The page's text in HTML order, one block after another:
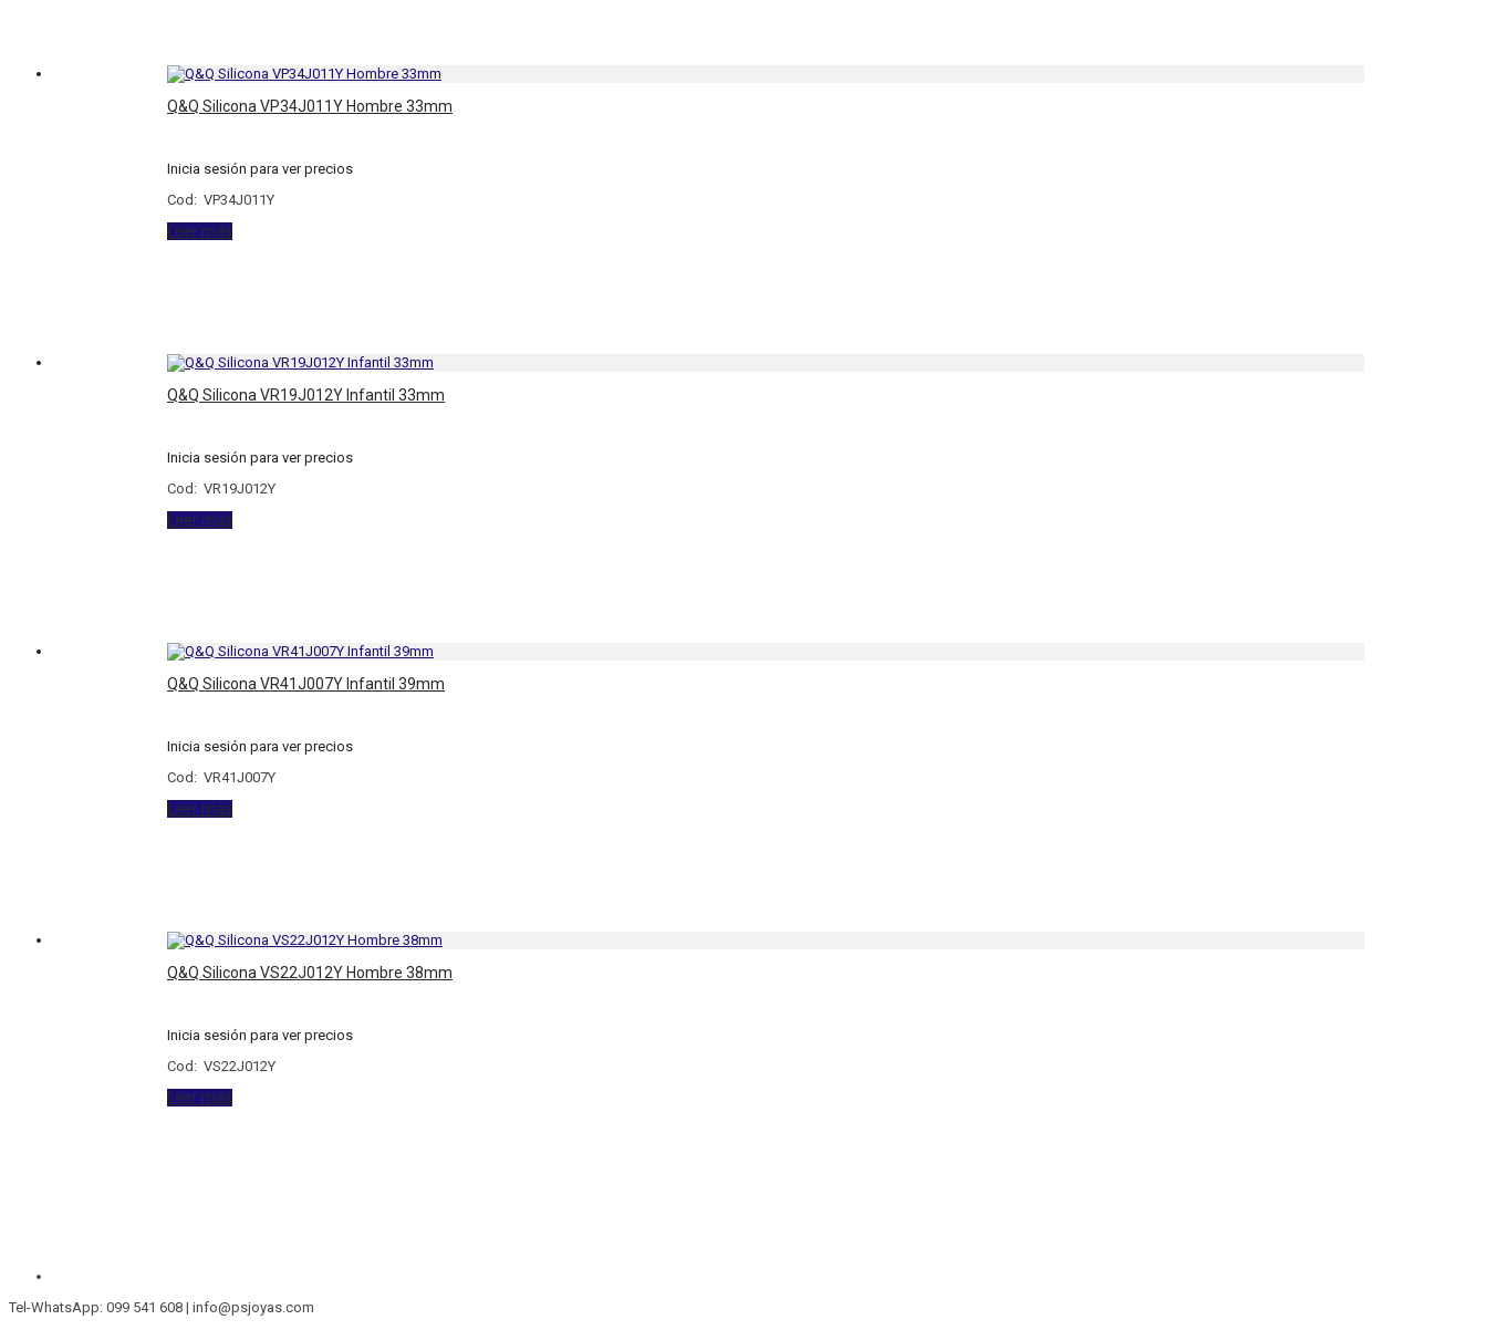
Q&Q Silicona VP34J011Y Hombre 33mm
Inicia sesión para ver precios
Cod: VP34J011Y
Leer más
Q&Q Silicona VR19J012Y Infantil 33mm
Inicia sesión para ver precios
Cod: VR19J012Y
Leer más
Q&Q Silicona VR41J007Y Infantil 39mm
Inicia sesión para ver precios
Cod: VR41J007Y
Leer más
Q&Q Silicona VS22J012Y Hombre 38mm
Inicia sesión para ver precios
Cod: VS22J012Y
Leer más
Tel-WhatsApp: 099 541 608 | info@psjoyas.com